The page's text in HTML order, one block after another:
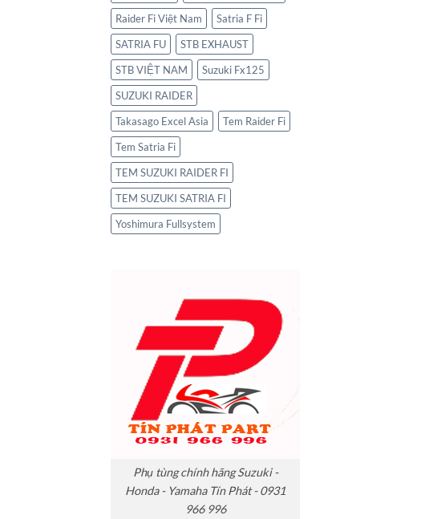
Raider Fi Việt Nam
Satria F Fi
SATRIA FU
STB EXHAUST
STB VIỆT NAM
Suzuki Fx125
SUZUKI RAIDER
Takasago Excel Asia
Tem Raider Fi
Tem Satria Fi
TEM SUZUKI RAIDER FI
TEM SUZUKI SATRIA FI
Yoshimura Fullsystem
Phụ tùng chính hãng Suzuki -
Honda - Yamaha Tín Phát - 0931
966 996